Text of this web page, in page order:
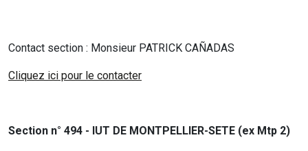
Contact section : Monsieur PATRICK CAÑADAS
Cliquez ici pour le contacter
Section n° 494 - IUT DE MONTPELLIER-SETE (ex Mtp 2)